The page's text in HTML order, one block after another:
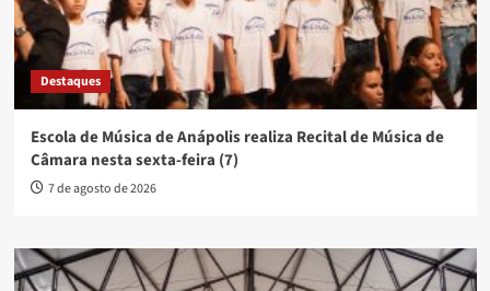
Destaques
Escola de Música de Anápolis realiza Recital de Música de
Câmara nesta sexta-feira (7)
7 de agosto de 2026